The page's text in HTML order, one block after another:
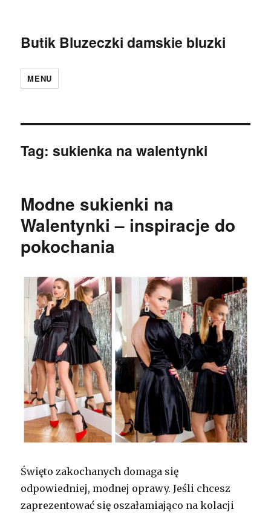
Butik Bluzeczki damskie bluzki
MENU
Tag:sukienka na walentynki
Modne sukienki na
Walentynki – inspiracje do
pokochania
Święto zakochanych domaga się
odpowiedniej, modnej oprawy. Jeśli chcesz
zaprezentować się oszałamiająco na kolacji